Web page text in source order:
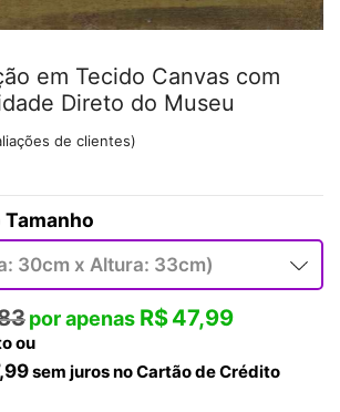
em Tecido Canvas com
Direto do Museu
de clientes)
Tamanho
R$47,99
ou
sem juros no Cartão de Crédito